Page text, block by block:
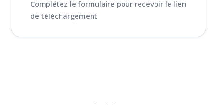
Complétez le formulaire pour recevoir le lien
de téléchargement